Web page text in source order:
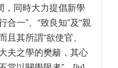
同時大力提倡新學
一”、“致良知”及“親
其所謂“欲使官、
夫之學的樊籬，其心